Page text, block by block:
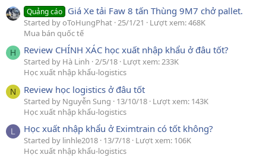
Quảng cáo Giá Xe tải Faw 8 tấn Thùng 9M7 chở pallet.
Started by oToHungPhat 25/1/21
Lượt xem: 468K
Mua bán quốc tế
H Review CHÍNH XÁC học xuất nhập khẩu ở đâu tốt?
Started by Hà Linh 2/5/18 Lượt xem: 233K
Học xuất nhập khẩu-logistics
N Review học logistics ở đâu tốt
Started by Nguyễn Sung 13/10/18 Lượt xem: 143K
Học xuất nhập khẩu-logistics
L Học xuất nhập khẩu ở Eximtrain có tốt không?
Started by linhle2018 13/7/18 Lượt xem: 106K
Học xuất nhập khẩu-logistics